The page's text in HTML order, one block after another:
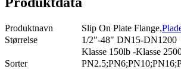
Produktnavn Slip On Plate Flange,
Størrelse
1/2"-48" DN15-DN1200
Sorter
Klasse 150lb -Klasse